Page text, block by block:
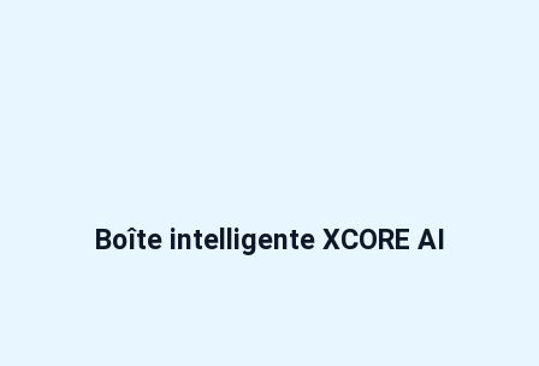
Boîte intelligente XCORE AI